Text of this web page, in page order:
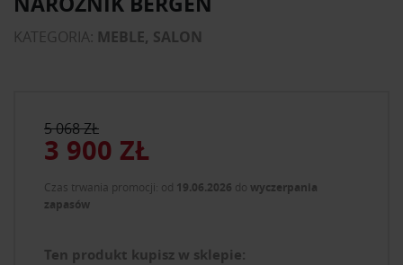
KATEGORIA: MEBLE, SALON
5 068 ZŁ
3 900 ZŁ
Czas trwania promocji: od 19.06.2026 do wyczerpania
zapasów
Ten produkt kupisz w sklepie: